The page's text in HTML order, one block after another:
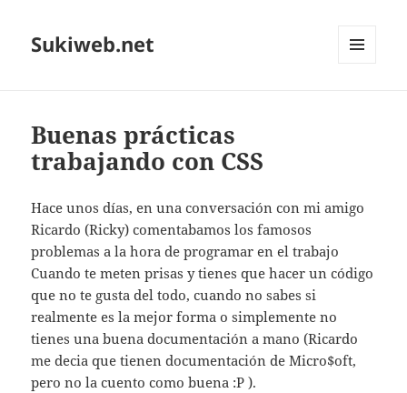
Sukiweb.net
Buenas prácticas
trabajando con CSS
Hace unos dí­as, en una conversación con mi amigo
Ricardo (Ricky) comentabamos los famosos
problemas a la hora de programar en el trabajo
Cuando te meten prisas y tienes que hacer un código
que no te gusta del todo, cuando no sabes si
realmente es la mejor forma o simplemente no
tienes una buena documentación a mano (Ricardo
me decia que tienen documentación de Micro$oft,
pero no la cuento como buena :P ).